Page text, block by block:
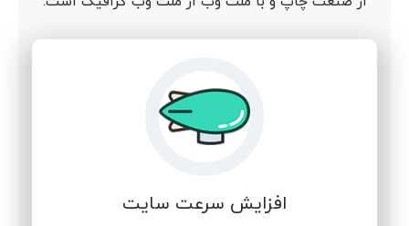
افزایش سرعت سایت